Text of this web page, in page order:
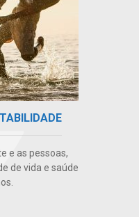
e as pessoas,
de vida e saúde